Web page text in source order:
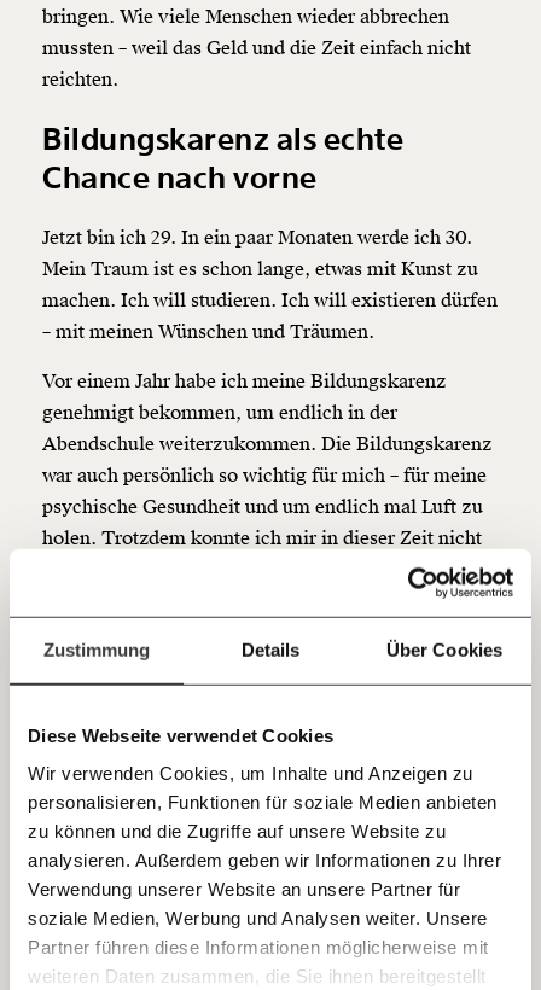
Zustimmung Details Über Cookies
Diese Webseite verwendet Cookies
Wir verwenden Cookies, um Inhalte und Anzeigen zu
personalisieren, Funktionen für soziale Medien anbieten
zu können und die Zugriffe auf unsere Website zu
analysieren. Außerdem geben wir Informationen zu Ihrer
Verwendung unserer Website an unsere Partner für
soziale Medien, Werbung und Analysen weiter. Unsere
Partner führen diese Informationen möglicherweise mit
weiteren Daten zusammen, die Sie ihnen bereitgestellt
Immer auf dem Laufenden
bleiben mit unseren gratis
E-Mail-Newslettern!
Veränderung
beginnt mit Dir!
WerdeFördermitgliedund wir können gemeinsam
unsere Wirtschaft so gestalten, dass sie für alle
funktioniert. Unsere Recherchen sind für alle frei im
Netz. Unabhängig und werbefrei. Und das wird auch
so bleiben. Kämpf’ mit uns für den Fortschritt und
unterstütze uns mit Deinem Mitgliedsbeitrag.
Du überweist lieber direkt?
Hier unsere IBAN: AT34 4300 0498 0007 6017
sozialen Fortschritt
Jetzt
einfach
teilen.
E-Mail
Whatsapp
bringen. Wie viele Menschen wieder abbrechen
mussten – weil das Geld und die Zeit einfach nicht
reichten.
Bildungskarenz als echte
Chance nach vorne
Jetzt bin ich 29. In ein paar Monaten werde ich 30.
Mein Traum ist es schon lange, etwas mit Kunst zu
machen. Ich will studieren. Ich will existieren dürfen
– mit meinen Wünschen und Träumen.
Vor einem Jahr habe ich meine Bildungskarenz
genehmigt bekommen, um endlich in der
Abendschule weiterzukommen. Die Bildungskarenz
war auch persönlich so wichtig für mich – für meine
psychische Gesundheit und um endlich mal Luft zu
holen. Trotzdem konnte ich mir in dieser Zeit nicht
mal eine Woche Urlaub gönnen. Das Geld reicht
Und jetzt? Jetzt soll mit der Bildungskarenz genau
diese Unterstützung, die mir das ermöglicht hat, für
Und das Studieren für Menschen mit wenig Geld
wird noch schwieriger, weil womöglichwieder die
Kosten steigen? Menschen, die sich weiterbilden und
sich ein besseres Leben erkämpfen wollen, wird eine
Möglichkeit genommen - ihnen wird erneut ein Stein
in den Weg gelegt. Das ist ein Angriff auf
diejenigen, die versuchen, aus der Spirale von
Ungerechtigkeit auszubrechen.